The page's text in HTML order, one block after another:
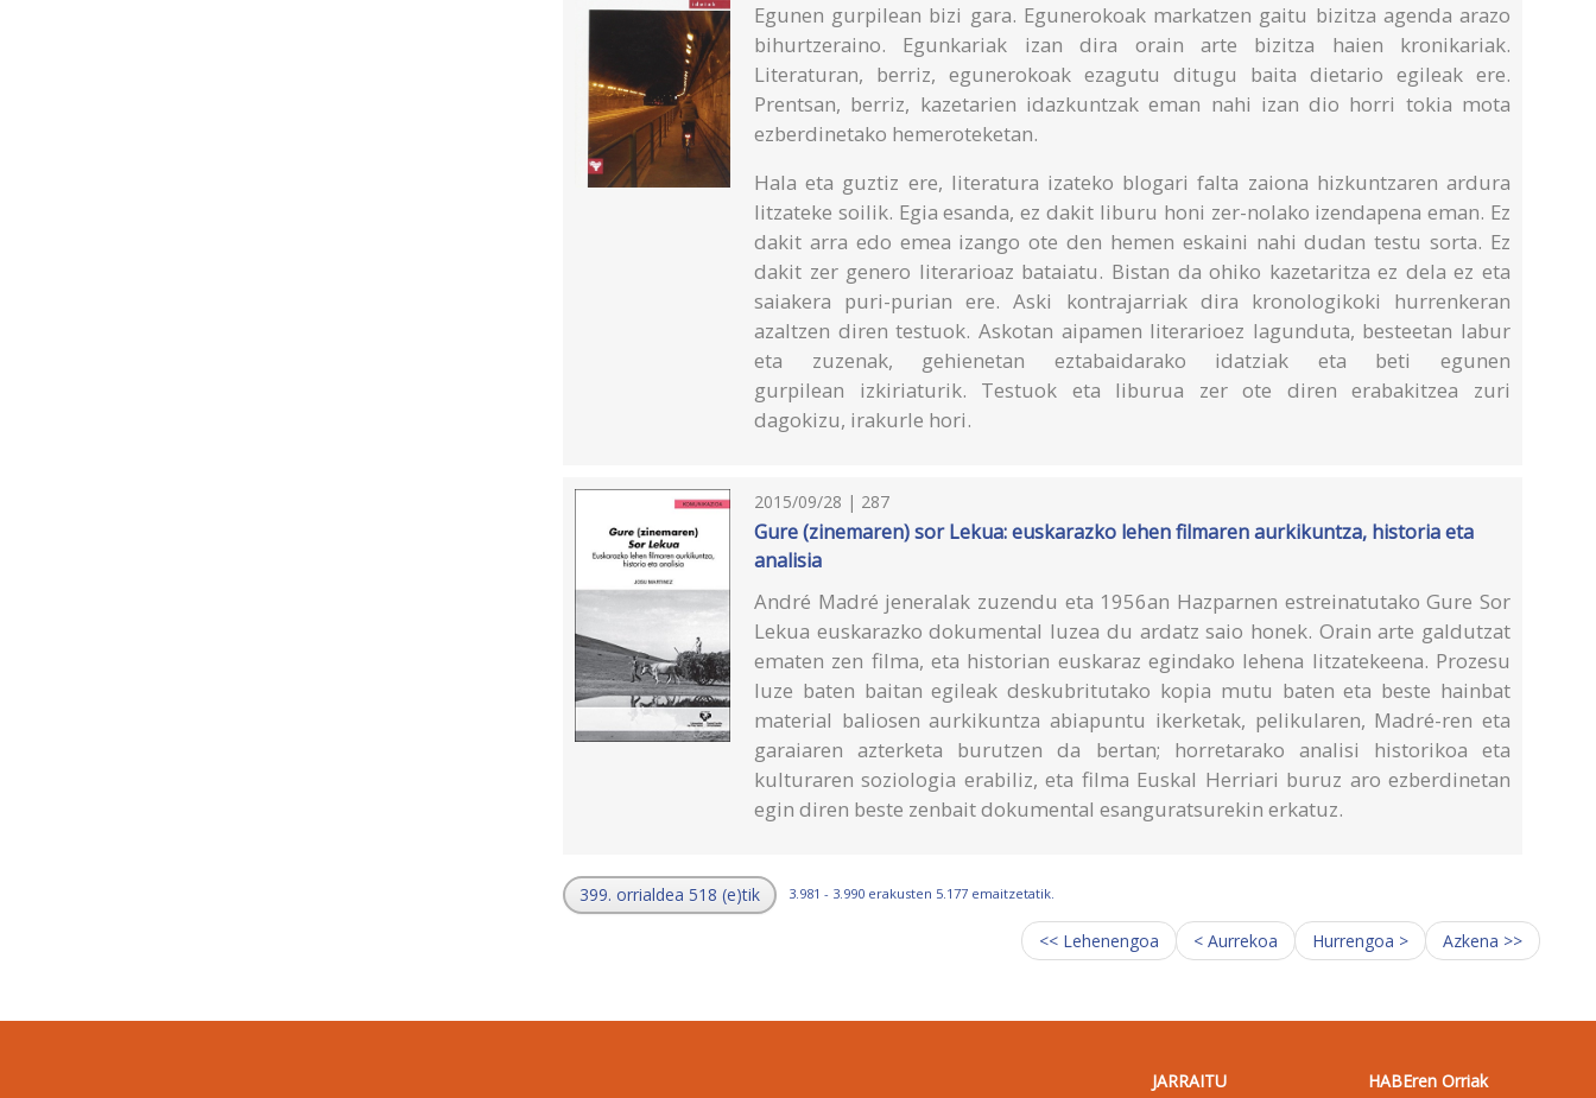
Egunen gurpilean bizi gara. Egunerokoak markatzen gaitu bizitza agenda arazo
bihurtzeraino. Egunkariak izan dira orain arte bizitza haien kronikariak.
Literaturan, berriz, egunerokoak ezagutu ditugu baita dietario egileak ere.
Prentsan, berriz, kazetarien idazkuntzak eman nahi izan dio horri tokia mota
ezberdinetako hemeroteketan.
Hala eta guztiz ere, literatura izateko blogari falta zaiona hizkuntzaren ardura
litzateke soilik. Egia esanda, ez dakit liburu honi zer-nolako izendapena eman. Ez
dakit arra edo emea izango ote den hemen eskaini nahi dudan testu sorta. Ez
dakit zer genero literarioaz bataiatu. Bistan da ohiko kazetaritza ez dela ez eta
saiakera puri-purian ere. Aski kontrajarriak dira kronologikoki hurrenkeran
azaltzen diren testuok. Askotan aipamen literarioez lagunduta, besteetan labur
eta zuzenak, gehienetan eztabaidarako idatziak eta beti egunen
gurpilean izkiriaturik. Testuok eta liburua zer ote diren erabakitzea zuri
dagokizu, irakurle hori.
2015/09/28 | 287
Gure (zinemaren) sor Lekua: euskarazko lehen filmaren aurkikuntza, historia eta
analisia
André Madré jeneralak zuzendu eta 1956an Hazparnen estreinatutako Gure Sor
Lekua euskarazko dokumental luzea du ardatz saio honek. Orain arte galdutzat
ematen zen filma, eta historian euskaraz egindako lehena litzatekeena. Prozesu
luze baten baitan egileak deskubritutako kopia mutu baten eta beste hainbat
material baliosen aurkikuntza abiapuntu ikerketak, pelikularen, Madré-ren eta
garaiaren azterketa burutzen da bertan; horretarako analisi historikoa eta
kulturaren soziologia erabiliz, eta filma Euskal Herriari buruz aro ezberdinetan
egin diren beste zenbait dokumental esanguratsurekin erkatuz.
399. orrialdea 518 (e)tik 3.981 - 3.990 erakusten 5.177 emaitzetatik.
<< Lehenengoa < Aurrekoa Hurrengoa > Azkena >>
JARRAITU HABEren Orriak